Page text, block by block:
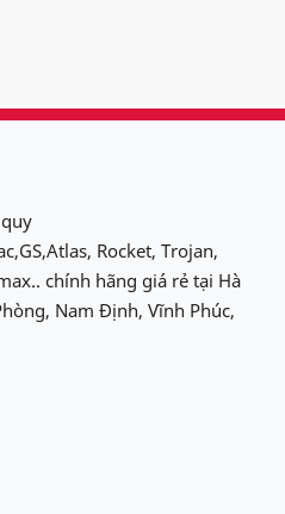
Rocket, Trojan,
chính hãng giá rẻ tại Hà
Nam Định, Vĩnh Phúc,